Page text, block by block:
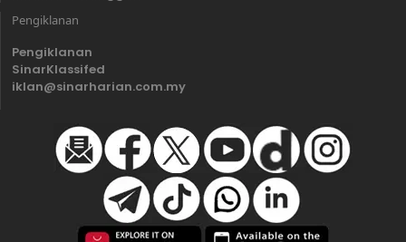
Pengiklanan
Pengiklanan
SinarKlassifed
iklan@sinarharian.com.my